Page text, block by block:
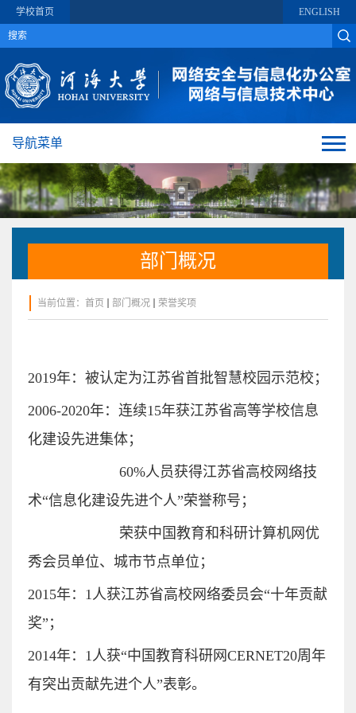
学校首页 ENGLISH
导航菜单
部门概况
当前位置： 首页 部门概况 荣誉奖项
2019年： 被认定为江苏省首批智慧校园示范校；
2006-2020年：连续15年获江苏省高等学校信息
化建设先进集体；
60%人员获得江苏省高校网络技
术“信息化建设先进个人”荣誉称号；
荣获中国教育和科研计算机网优
秀会员单位、城市节点单位；
2015年： 1人获江苏省高校网络委员会“十年贡献
奖”；
2014年： 1人获“中国教育科研网CERNET20周年
有突出贡献先进个人”表彰。